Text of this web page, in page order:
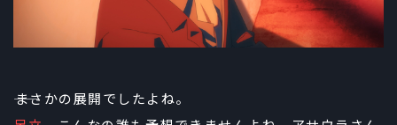
――まさかの展開でしたよね。